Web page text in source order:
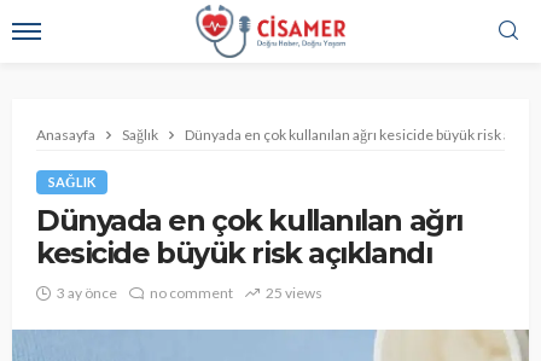
Anasayfa Sağlık Dünyada en çok kullanılan ağrı kesicide büyük risk
SAĞLIK
Dünyada en çok kullanılan ağrı
kesicide büyük risk açıklandı
3 ay önce no comment 25 views